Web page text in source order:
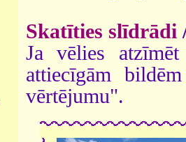
Skatīties slīdrādi
Ja vēlies
attiecīgām
vērtējumu".